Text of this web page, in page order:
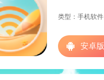
类型：手机软件